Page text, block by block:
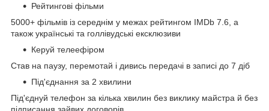
Рейтингові фільми
5000+ фільмів із середнім у межах рейтингом IMDb 7.6, а
також українські та голлівудські ексклюзиви
Керуй телеефіром
Став на паузу, перемотай і дивись передачі в записі до 7 діб
Під'єднання за 2 хвилини
Під'єднуй телефон за кілька хвилин без виклику майстра й без
підписання зайвих договорів